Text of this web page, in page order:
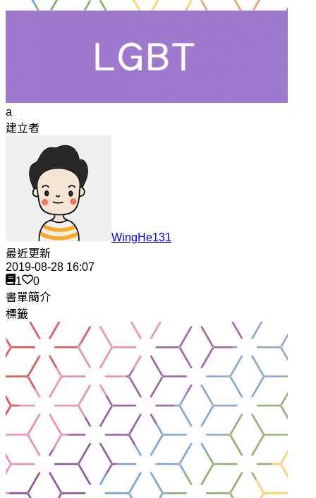
a
建立者
WingHe131
最近更新
2019-08-28 16:07
1
0
書單簡介
標籤